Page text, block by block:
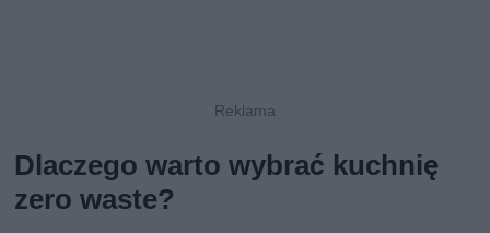
Dlaczego warto wybrać kuchnię
zero waste?